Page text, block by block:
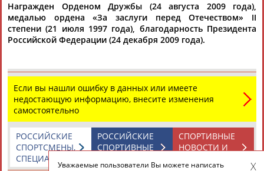
ВФЛА попросила ОКР досрочно прекратить полномочия
члена исполкома комитета Валентина Балахничева
...секретарь Михаил Бутов и вице-президент федерации
(Проект:Информационное агентство СТАДИОН)
Представители IAAF будут присутствовать на выборной
конференции ВФЛА 16 января
...16 января 2016 года, сообщил ТАСС член президиума ВФЛА
Марат Бариев. Представители Международной
ассоциации...
(Проект:Информационное агентство СТАДИОН
16.11.2015
Награжден Орденом Дружбы (24 августа 2009 года),
медалью ордена «За заслуги перед Отечеством» II
степени (21 июля 1997 года), благодарность Президента
Российской Федерации (24 декабря 2009 года).
Если вы нашли ошибку в данных или имеете
недостающую информацию, внесите изменения
самостоятельно
СПОРТИВНЫЕ
НОВОСТИ И
РОССИЙСКИЕ
СПОРТИВНЫЕ
РОССИЙСКИЕ
СПОРТСМЕНЫ,
СПЕЦИАЛИСТЫ
Уважаемые пользователи Вы можете написать